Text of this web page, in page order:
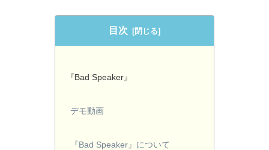
目次
『Bad Speaker』
デモ動画
『Bad Speaker』について